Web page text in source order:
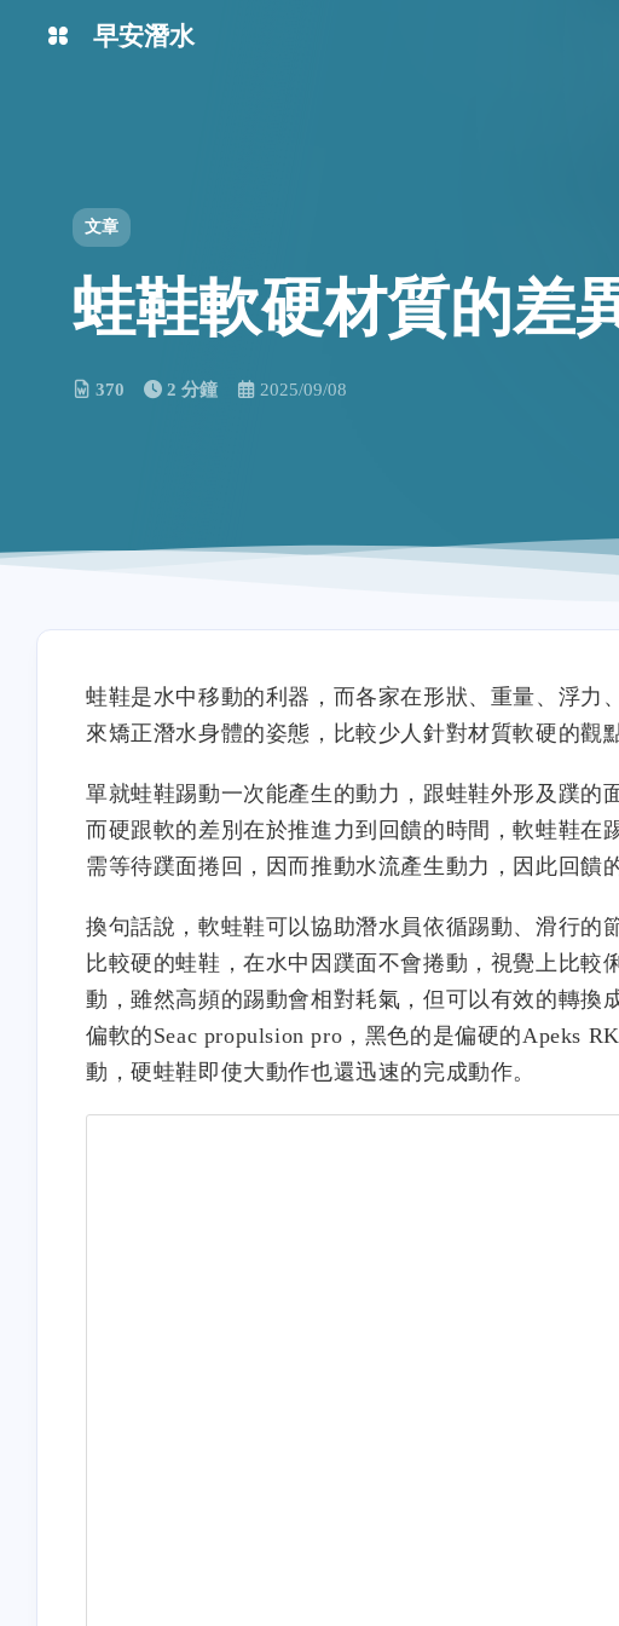
早安潛水
文章
蛙鞋軟硬材質的差
370 2 分鐘 2025/09/08
蛙鞋是水中移動的利器，而各家在形狀、重量、浮力
來矯正潛水身體的姿態，比較少人針對材質軟硬的觀
單就蛙鞋踢動一次能產生的動力，跟蛙鞋外形及蹼的
而硬跟軟的差別在於推進力到回饋的時間，軟蛙鞋
需等待蹼面捲回，因而推動水流產生動力，因此回饋
換句話說，軟蛙鞋可以協助潛水員依循踢動、滑行的
比較硬的蛙鞋，在水中因蹼面不會捲動，視覺上比
動，雖然高頻的踢動會相對耗氣，但可以有效的轉換
偏軟的Seac propulsion pro，黑色的是偏硬的Apeks
動，硬蛙鞋即使大動作也還迅速的完成動作。